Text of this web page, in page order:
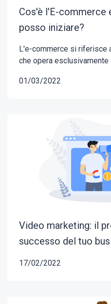
Cos'è l'E-commerce
posso iniziare?
L'e-commerce si riferisce
che opera esclusivamente
01/03/2022
Video marketing: il
successo del tuo
17/02/2022